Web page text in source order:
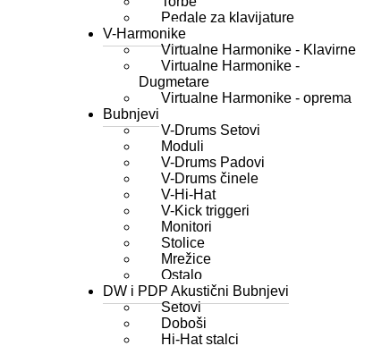
Pedale za klavijature
V-Harmonike
Virtualne Harmonike - Klavirne
Virtualne Harmonike -
Dugmetare
Virtualne Harmonike - oprema
Bubnjevi
V-Drums Setovi
Moduli
V-Drums Padovi
V-Drums činele
V-Hi-Hat
V-Kick triggeri
Monitori
Stolice
Mrežice
Ostalo
DW i PDP Akustični Bubnjevi
Setovi
Doboši
Hi-Hat stalci